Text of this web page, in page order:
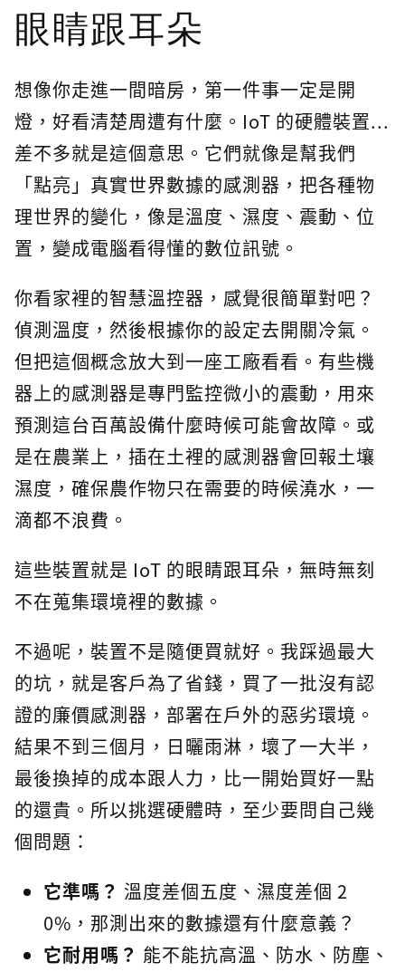
眼睛跟耳朵
想像你走進一間暗房，第一件事一定是開
燈，好看清楚周遭有什麼。IoT 的硬體裝置...
差不多就是這個意思。它們就像是幫我們
「點亮」真實世界數據的感測器，把各種物
理世界的變化，像是溫度、濕度、震動、位
置，變成電腦看得懂的數位訊號。
你看家裡的智慧溫控器，感覺很簡單對吧？
偵測溫度，然後根據你的設定去開關冷氣。
但把這個概念放大到一座工廠看看。有些機
器上的感測器是專門監控微小的震動，用來
預測這台百萬設備什麼時候可能會故障。或
是在農業上，插在土裡的感測器會回報土壤
濕度，確保農作物只在需要的時候澆水，一
滴都不浪費。
這些裝置就是 IoT 的眼睛跟耳朵，無時無刻
不在蒐集環境裡的數據。
不過呢，裝置不是隨便買就好。我踩過最大
的坑，就是客戶為了省錢，買了一批沒有認
證的廉價感測器，部署在戶外的惡劣環境。
結果不到三個月，日曬雨淋，壞了一大半，
最後換掉的成本跟人力，比一開始買好一點
的還貴。所以挑選硬體時，至少要問自己幾
個問題：
它準嗎？ 溫度差個五度、濕度差個 2
0%，那測出來的數據還有什麼意義？
它耐用嗎？ 能不能抗高溫、防水、防塵、